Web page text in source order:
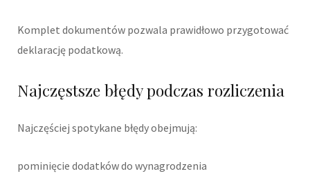
Komplet dokumentów pozwala prawidłowo przygotować
deklarację podatkową.
Najczęstsze błędy podczas rozliczenia
Najczęściej spotykane błędy obejmują:
pominięcie dodatków do wynagrodzenia